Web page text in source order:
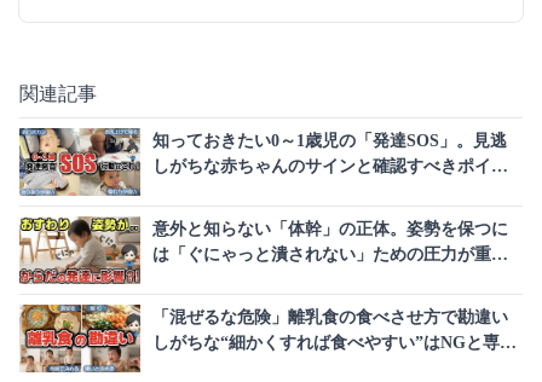
関連記事
知っておきたい0～1歳児の「発達SOS」。見逃
しがちな赤ちゃんのサインと確認すべきポイン
意外と知らない「体幹」の正体。姿勢を保つに
は「ぐにゃっと潰されない」ための圧力が重要
「混ぜるな危険」離乳食の食べさせ方で勘違い
しがちな“細かくすれば食べやすい”はNGと専門